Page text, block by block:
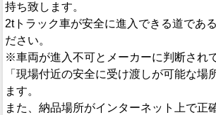
持ち致します。
2tトラック車が安全に進入できる道であ
ださい。
※車両が進入不可とメーカーに判断され
「現場付近の安全に受け渡しが可能な場
ます。
また、納品場所がインターネット上で正